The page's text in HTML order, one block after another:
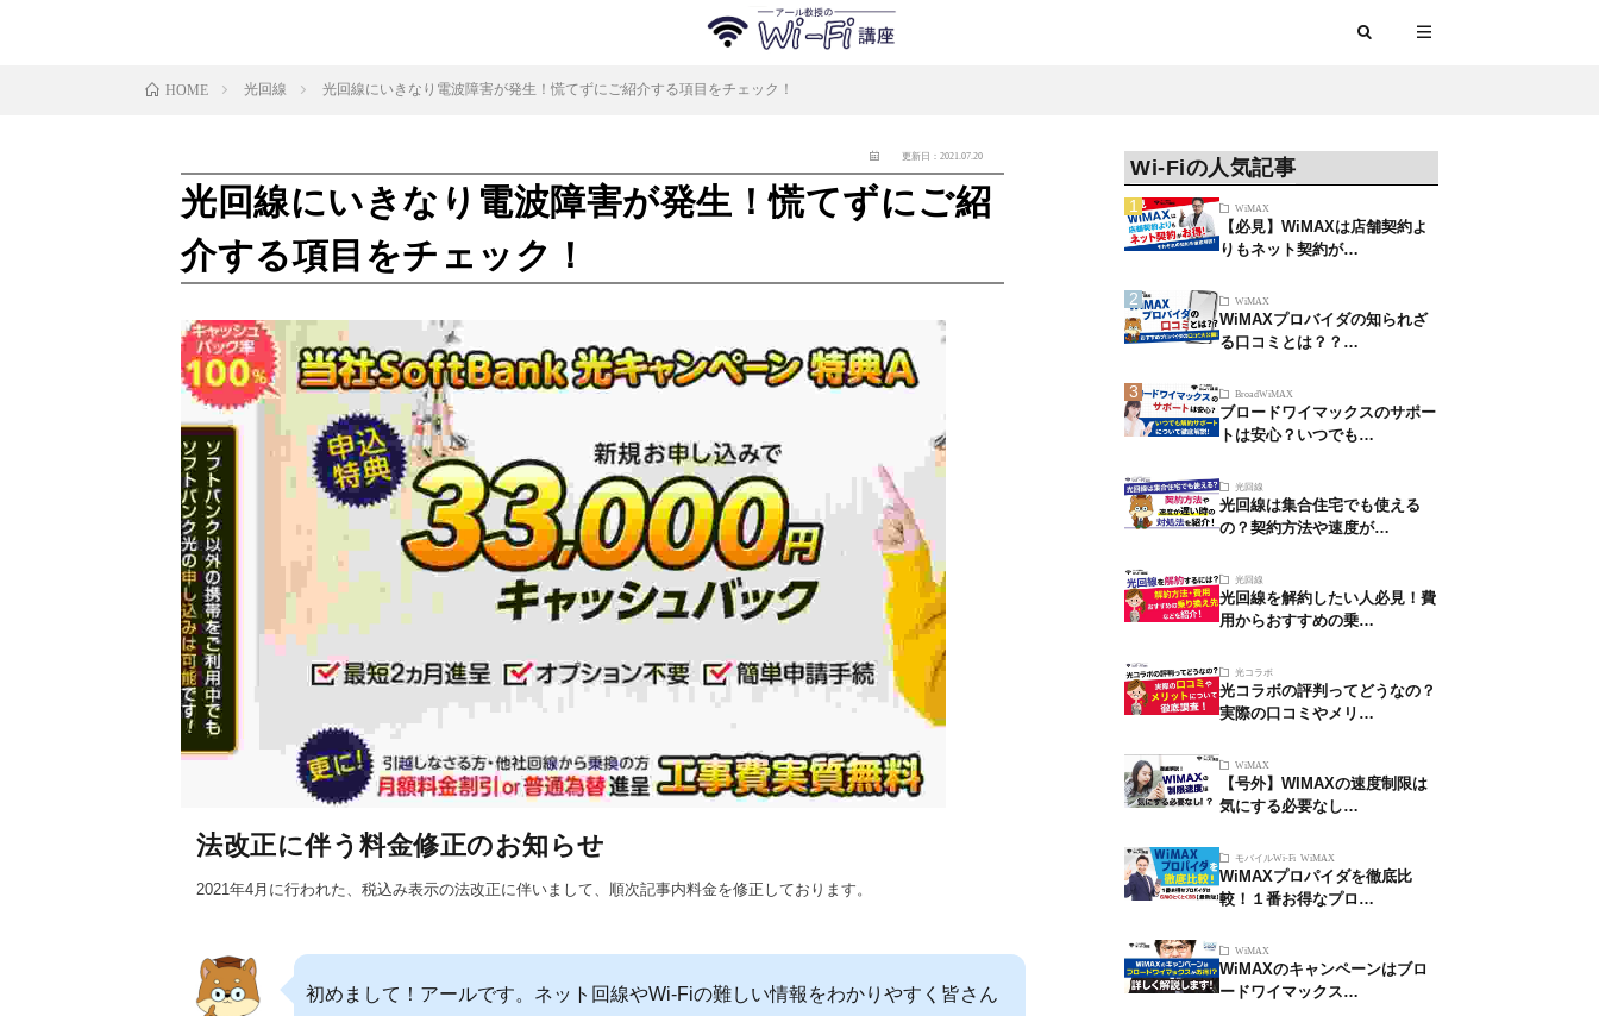
HOME 光回線 光回線にいきなり電波障害が発生！慌てずにご紹介する項目をチェック！
更新日：2021.07.20
光回線にいきなり電波障害が発生！慌てずにご紹
介する項目をチェック！
法改正に伴う料金修正のお知らせ
2021年4月に行われた、税込み表示の法改正に伴いまして、順次記事内料金を修正しております。
初めまして！アールです。ネット回線やWi-Fiの難しい情報をわかりやすく皆さん
Wi-Fiの人気記事
WiMAX
【必見】WiMAXは店舗契約よ
りもネット契約が…
WiMAX
WiMAXプロバイダの知られざ
る口コミとは？？…
BroadWiMAX
ブロードワイマックスのサポー
トは安心？いつでも…
光回線
光回線は集合住宅でも使える
の？契約方法や速度が…
光回線
光回線を解約したい人必見！費
用からおすすめの乗…
光コラボ
光コラボの評判ってどうなの？
実際の口コミやメリ…
WiMAX
【号外】WIMAXの速度制限は
気にする必要なし…
モバイルWi-Fi WiMAX
WiMAXプロパイダを徹底比
較！１番お得なプロ…
WiMAX
WiMAXのキャンペーンはブロ
ードワイマックス…